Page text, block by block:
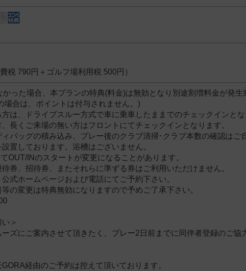
税 790円＋ゴルフ場利用税 500円）
った場合、本プランの特典(料金)は無効となり別途割増料金が発生
場合は、ポイントは付与されません。)
は、ドライブスルー方式で車に乗車したままでのチェックインとな
、長くご来場の無い方はフロントにてチェックインとなります
バッグの積み込み、プレー後のクラブ清掃･クラブ本数の確認はご
置しております。浴槽はございません。
OUT/INのスタートが変更になることがあります。
券、招待券、またそれらに準ずる券はご利用いただけません。
式ホームページおよび電話にてご予約下さい。
の変更は特典無効になりますので予めご了承下さい。
＞
ズにご案内させて頂きたく、プレー2日前までに同伴者登録のご協
経由のご予約は控えて頂いております。